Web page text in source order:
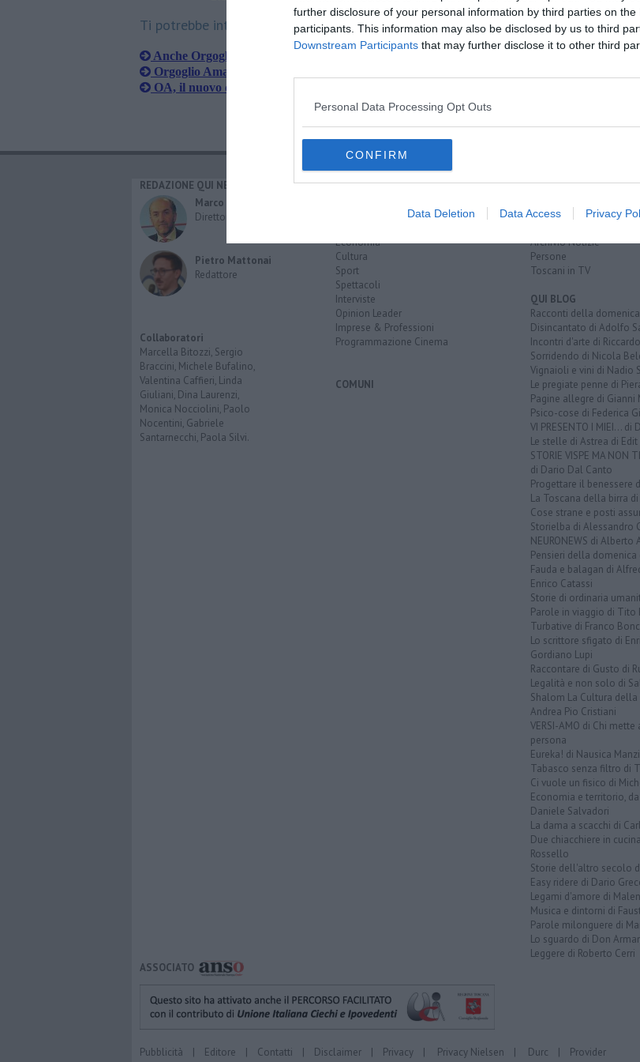
further disclosure of your personal information by third parties on the
participants. This information may also be disclosed by us to third
Downstream Participants that may further disclose it to other third
Personal Data Processing Opt Outs
CONFIRM
Data Deletion Data Access Privacy
Ti potrebbe interessare anche:
Anche Orgoglio Amaranto fa un mercatino di Natale
Orgoglio Amaranto contro la violenza sulle donne
OA, il nuovo direttivo non perde tempo
REDAZIONE QUI NEWS
Marco Migli
Direttore Responsabile
Pietro Mattonai
Redattore
Collaboratori
Marcella Bitozzi, Sergio
Braccini, Michele Bufalino,
Valentina Caffieri, Linda
Giuliani, Dina Laurenzi,
Monica Nocciolini, Paolo
Nocentini, Gabriele
Santarnecchi, Paola Silvi.
CATEGORIE
Economia
Cultura
Sport
Spettacoli
Interviste
Opinion Leader
Imprese & Professioni
Programmazione Cinema
COMUNI
RUBRICHE
Più Letti della settimana
Archivio Notizie
Persone
Toscani in TV
QUI BLOG
Racconti della
Disincantato di Adolfo
Incontri d'arte di
Sorridendo di Nicola
Vignaioli e vini di Nadio
Le pregiate penne di
Pagine allegre di Gianni
Psico-cose di Federica
VI PRESENTO I MIEI... di
Le stelle di Astrea di
STORIE VISPE MA NON
di Dario Dal Canto
Progettare il benessere
La Toscana della birra
Cose strane e posti
Storielba di Alessandro
NEURONEWS di Alberto
Pensieri della domenica
Fauda e balagan di
Enrico Catassi
Storie di ordinaria
Parole in viaggio di Tito
Turbative di Franco
Lo scrittore sfigato di
Gordiano Lupi
Raccontare di Gusto di
Legalità e non solo di
Shalom La Cultura
Andrea Pio Cristiani
VERSI-AMO di Chi
persona
Eureka! di Nausica Manzi
Tabasco senza filtro di
Ci vuole un fisico di
Economia e territorio,
Daniele Salvadori
La dama a scacchi di
Due chiacchiere in
Rossello
Storie dell'altro secolo
Easy ridere di Dario
Legami d'amore di
Musica e dintorni di
Parole milonguere di
Lo sguardo di Don
Leggere di Roberto Cerri
ASSOCIATO
Pubblicità | Editore | Contatti | Disclaimer | Privacy | Privacy Nielsen | Durc | Provider